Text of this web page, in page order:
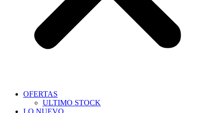
OFERTAS
ULTIMO STOCK
LO NUEVO